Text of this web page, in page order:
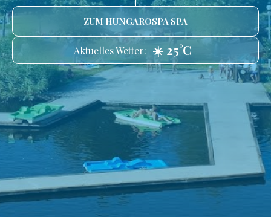
ZUM HUNGAROSPA SPA
Aktuelles Wetter: ☀️ 25°C